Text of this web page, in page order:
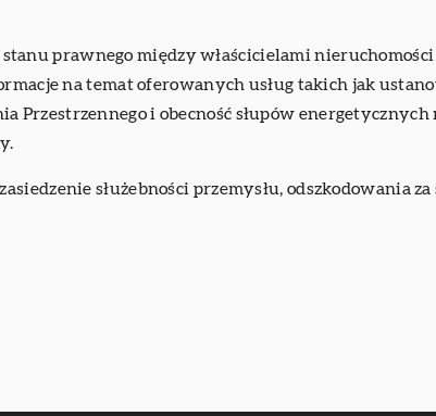
prawnego między właścicielami nieruchomości
na temat oferowanych usług takich jak
Przestrzennego i obecność słupów energetycznych
służebności przemysłu, odszkodowania za